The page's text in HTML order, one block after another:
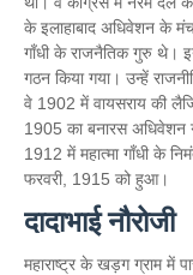
के इलाहाबाद अधिवेशन के
गाँधी के राजनैतिक गुरु थे।
गठन किया गया। उन्हें
वे 1902 में वायसराय की
1905 का बनारस अधिवेशन
1912 में महात्मा गाँधी के
फरवरी, 1915 को हुआ।
दादाभाई नौरोजी
महाराष्ट्र के खड़ग ग्राम में